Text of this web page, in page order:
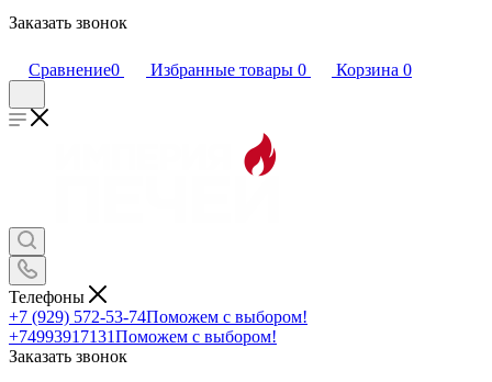
Заказать звонок
Сравнение0 Избранные товары 0 Корзина 0
Телефоны
+7 (929) 572-53-74Поможем с выбором!
+74993917131Поможем с выбором!
Заказать звонок